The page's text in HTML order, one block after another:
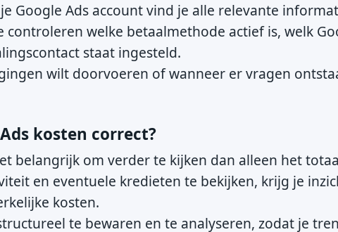
Google Ads account vind je alle relevante
welke betaalmethode actief is, welk
staat ingesteld.
wilt doorvoeren of wanneer er vragen
kosten correct?
belangrijk om verder te kijken dan alleen het
en eventuele kredieten te bekijken, krijg je
kosten.
te bewaren en te analyseren, zodat je